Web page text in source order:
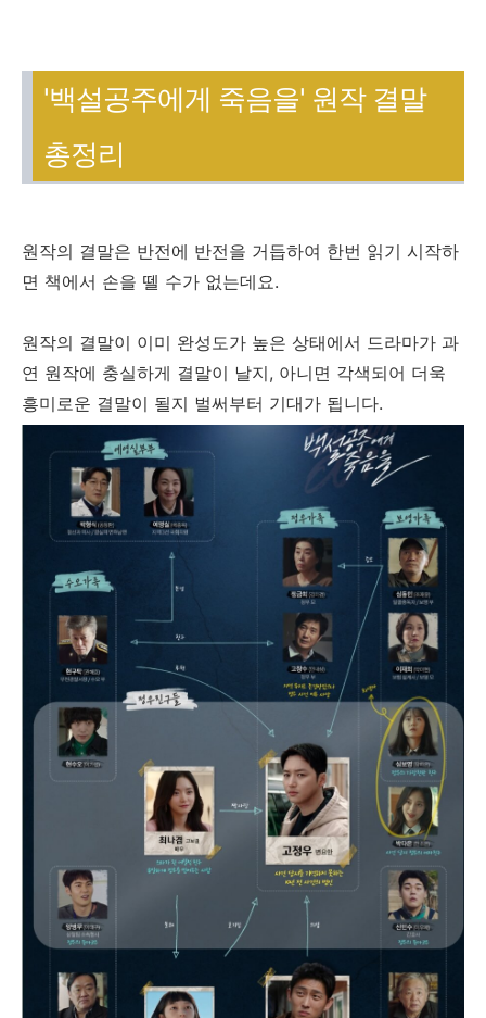
'백설공주에게 죽음을' 원작 결말
총정리
원작의 결말은 반전에 반전을 거듭하여 한번 읽기 시작하
면 책에서 손을 뗄 수가 없는데요.
원작의 결말이 이미 완성도가 높은 상태에서 드라마가 과
연 원작에 충실하게 결말이 날지, 아니면 각색되어 더욱
흥미로운 결말이 될지 벌써부터 기대가 됩니다.